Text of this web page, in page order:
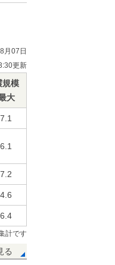
月07日
更新
規模
大
計です
る